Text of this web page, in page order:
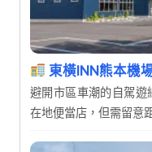
東橫INN熊本機
避開市區車潮的自駕
在地便當店，但需留意